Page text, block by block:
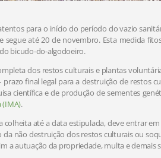
para o início do período do vazio
segue até 20 de novembro. Esta medida
bicudo-do-algodoeiro.
dos restos culturais e plantas
final legal para a destruição de restos
científica e de produção de sementes
(IMA).
colheita até a data estipulada, deve entrar
não destruição dos restos culturais ou
a autuação da propriedade, multa e demais